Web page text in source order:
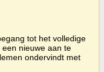
tot het volledige
nieuwe aan te
ondervindt met